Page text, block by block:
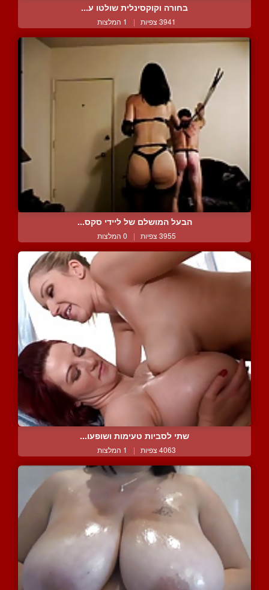
בחורה וקוקסינלית שולטו ע...
3941 צפיות | 1 המלצות
הבעל המושלם של ליידי סקס...
3955 צפיות | 0 המלצות
שתי לסביות טעימות ושופעו...
4063 צפיות | 1 המלצות